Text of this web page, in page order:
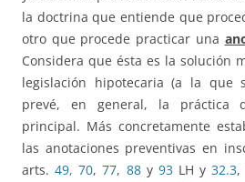
la doctrina que entiende que
otro que procede practicar una
Considera que ésta es la solución
legislación hipotecaria (a la que
prevé, en general, la práctica
principal. Más concretamente
las anotaciones preventivas en
arts.49, 70,77, 88y 93 LH y32.3,